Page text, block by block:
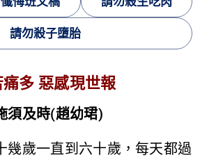
請勿殺子墮胎
多 惡感現世報
須及時(趙幼珺)
幾歲一直到六十歲，每天都過